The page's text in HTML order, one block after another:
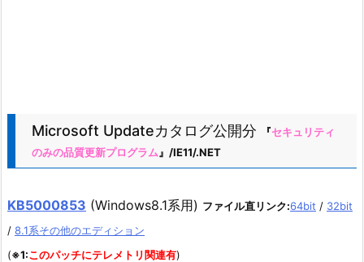
Microsoft Updateカタログ公開分 『セキュリティ
のみの品質更新プログラム 』/IE11/.NET
KB5000853 (Windows8.1系用) ファイル直リンク:64bit / 32bit
/ 8.1系その他のエディション
(※1:このパッチにテレメトリ関連有)